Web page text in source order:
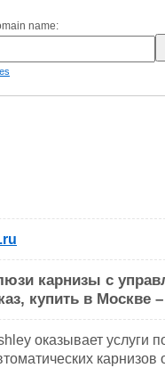
name:
карнизы с
купить в Москве
оказывает услуги